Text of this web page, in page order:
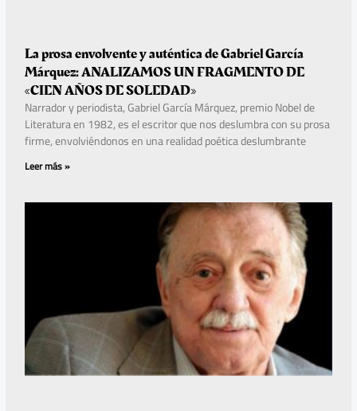
La prosa envolvente y auténtica de Gabriel García
Márquez: ANALIZAMOS UN FRAGMENTO DE
«CIEN AÑOS DE SOLEDAD»
Narrador y periodista, Gabriel García Márquez, premio Nobel de
Literatura en 1982, es el escritor que nos deslumbra con su prosa
firme, envolviéndonos en una realidad poética deslumbrante
Leer más »